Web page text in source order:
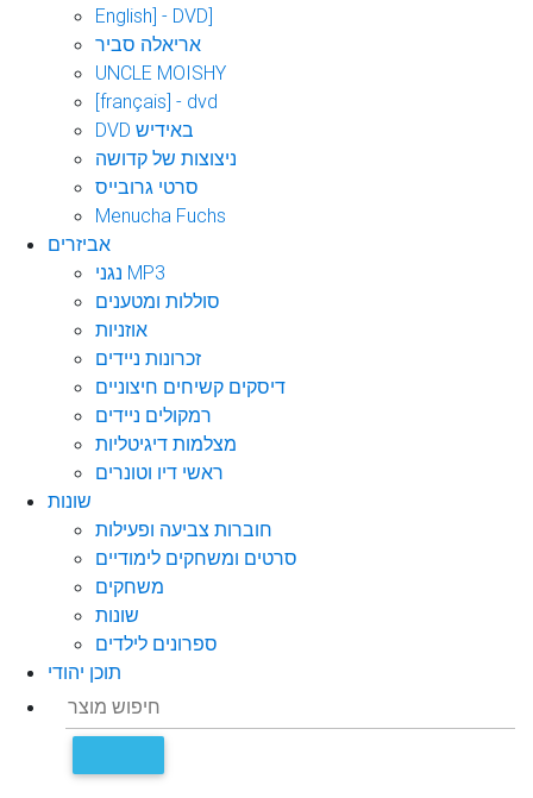
English] - DVD]
אריאלה סביר
UNCLE MOISHY
[français] - dvd
DVD באידיש
ניצוצות של קדושה
סרטי גרובייס
Menucha Fuchs
אביזרים
נגני MP3
סוללות ומטענים
אוזניות
זכרונות ניידים
דיסקים קשיחים חיצוניים
רמקולים ניידים
מצלמות דיגיטליות
ראשי דיו וטונרים
שונות
חוברות צביעה ופעילות
סרטים ומשחקים לימודיים
משחקים
שונות
ספרונים לילדים
תוכן יהודי